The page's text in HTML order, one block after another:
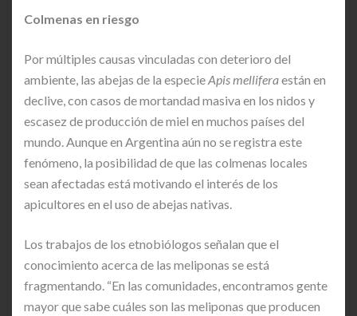
Colmenas en riesgo
Por múltiples causas vinculadas con deterioro del
ambiente, las abejas de la especieApis melliferaestán en
declive, con casos de mortandad masiva en los nidos y
escasez de producción de miel en muchos países del
mundo. Aunque en Argentina aún no se registra este
fenómeno, la posibilidad de que las colmenas locales
sean afectadas está motivando el interés de los
apicultores en el uso de abejas nativas.
Los trabajos de los etnobiólogos señalan que el
conocimiento acerca de las meliponas se está
fragmentando. “En las comunidades, encontramos gente
mayor que sabe cuáles son las meliponas que producen